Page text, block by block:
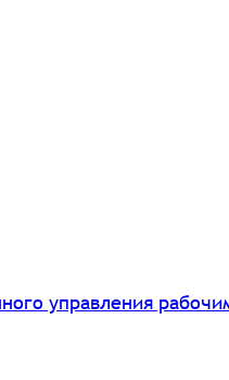
управления